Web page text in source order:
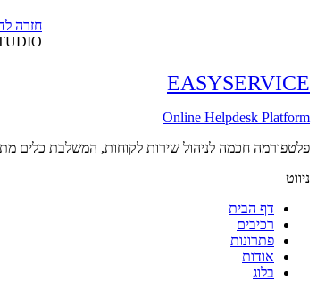
חזרה
EASYSERVICE
Online Helpdesk Platform
פלטפורמה חכמה לניהול שירות לקוחות, המשלבת כלים
ניווט
דף הבית
רכיבים
פתרונות
אודות
בלוג